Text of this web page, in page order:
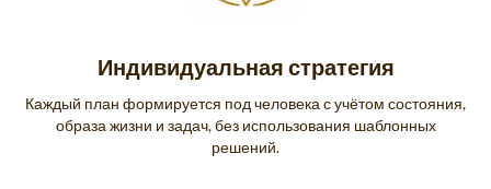
Индивидуальная стратегия
Каждый план формируется под человека с учётом состояния,
образа жизни и задач, без использования шаблонных
решений.